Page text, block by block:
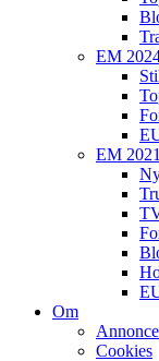
EM
EM 2021
Om
Cookies